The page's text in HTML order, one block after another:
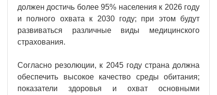
должен достичь более 95% населения к 2026 году
и полного охвата к 2030 году; при этом будут
развиваться различные виды медицинского
страхования.
Согласно резолюции, к 2045 году страна должна
обеспечить высокое качество среды обитания;
показатели здоровья и охват основными